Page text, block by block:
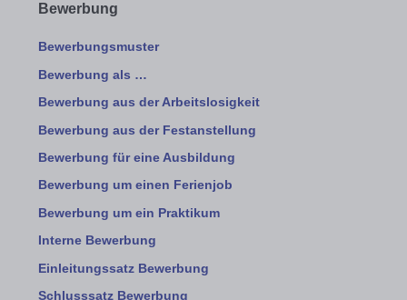
Bewerbung
Bewerbungsmuster
Bewerbung als …
Bewerbung aus der Arbeitslosigkeit
Bewerbung aus der Festanstellung
Bewerbung für eine Ausbildung
Bewerbung um einen Ferienjob
Bewerbung um ein Praktikum
Interne Bewerbung
Einleitungssatz Bewerbung
Schlusssatz Bewerbung